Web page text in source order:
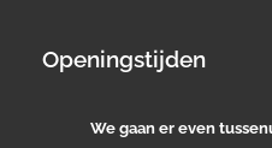
Openingstijden
We gaan er even